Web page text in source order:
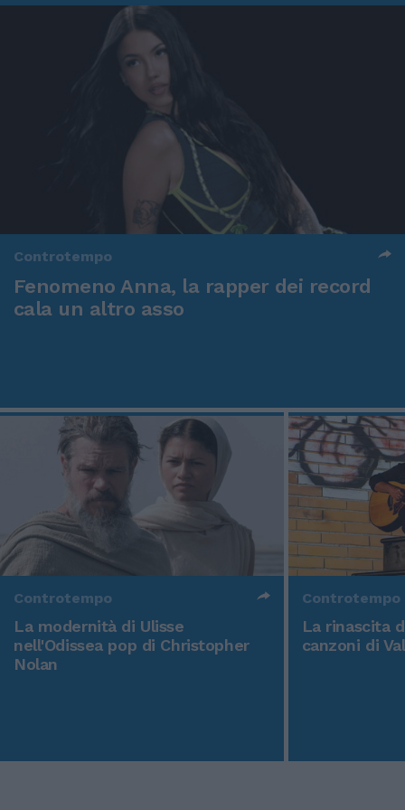
Controtempo
Fenomeno Anna, la rapper dei record
cala un altro asso
Controtempo
La modernità di Ulisse
nell'Odissea pop di Christopher
Nolan
Controtempo
La rinascita
canzoni di